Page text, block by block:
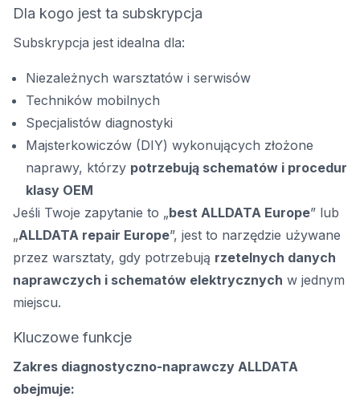
Dla kogo jest ta subskrypcja
Subskrypcja jest idealna dla:
Niezależnych warsztatów i serwisów
Techników mobilnych
Specjalistów diagnostyki
Majsterkowiczów (DIY) wykonujących złożone
naprawy, którzy potrzebują schematów i procedur
klasy OEM
Jeśli Twoje zapytanie to „best ALLDATA Europe” lub
„ALLDATA repair Europe”, jest to narzędzie używane
przez warsztaty, gdy potrzebują rzetelnych danych
naprawczych i schematów elektrycznych w jednym
miejscu.
Kluczowe funkcje
Zakres diagnostyczno-naprawczy ALLDATA
obejmuje: